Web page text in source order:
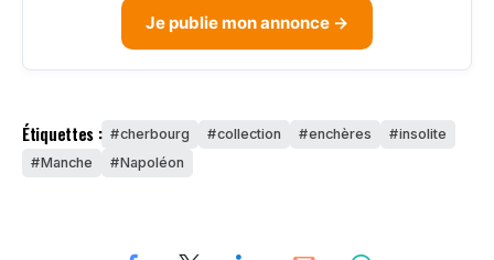
Je publie mon annonce →
Étiquettes : cherbourg collection enchères
insolite
Manche
Napoléon